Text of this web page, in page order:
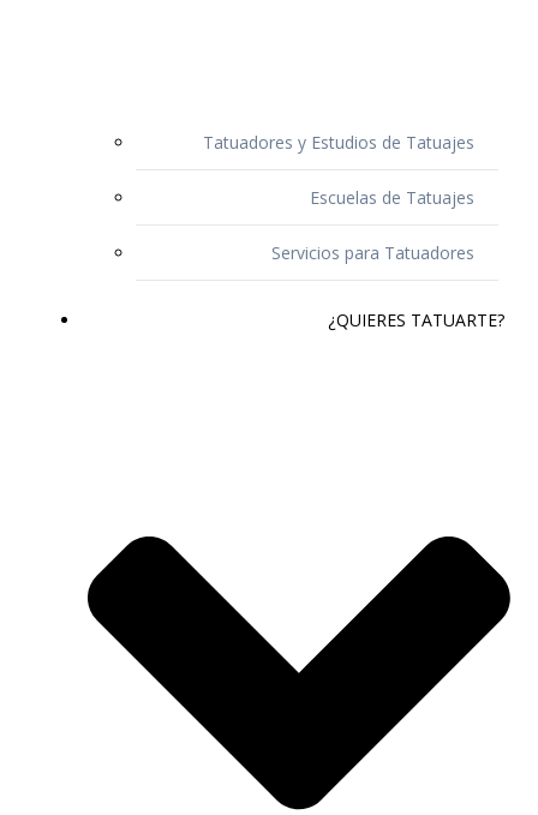
Tatuadores y Estudios de Tatuajes
Escuelas de Tatuajes
Servicios para Tatuadores
¿QUIERES TATUARTE?